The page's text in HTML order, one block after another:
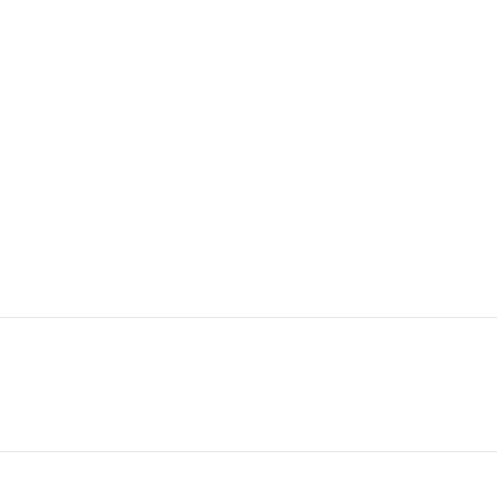
г.
или рюкзак,
участок.
Бачок и корпус
M 2 Li"